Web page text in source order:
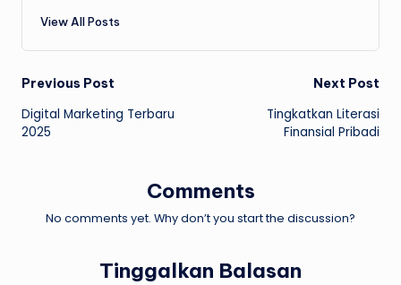
View All Posts
Post
navigation
Previous Post
Digital Marketing Terbaru
2025
Next Post
Tingkatkan Literasi
Finansial Pribadi
Comments
No comments yet. Why don’t you start the discussion?
Tinggalkan Balasan